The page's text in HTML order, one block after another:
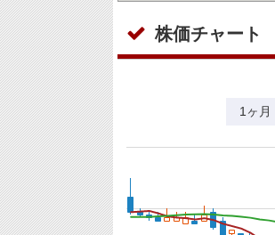
株価チャート
1ヶ月